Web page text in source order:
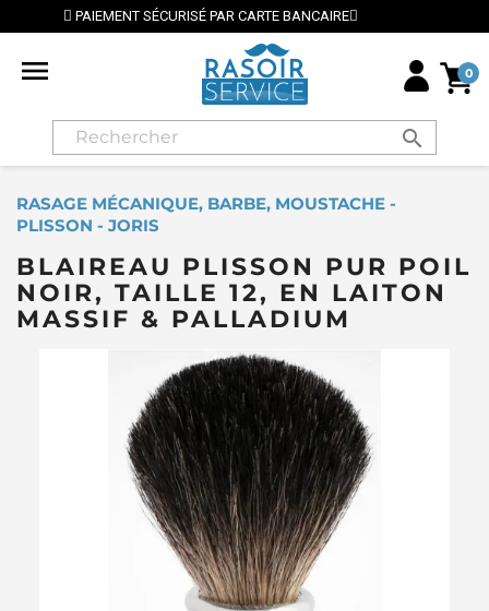
BANCAIRE ⭐ LIVRAISON GRATUITE EN FRANCE
 0
search
RASAGE MÉCANIQUE, BARBE, MOUSTACHE -
PLISSON - JORIS
BLAIREAU PLISSON PUR POIL
NOIR, TAILLE 12, EN LAITON
MASSIF & PALLADIUM